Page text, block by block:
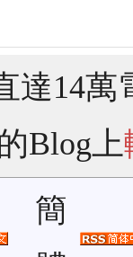
達14萬
Blog上
簡